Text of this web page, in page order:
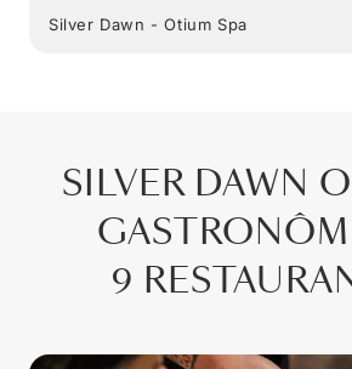
Silver Dawn - Otium Spa
SILVER DAWN
9